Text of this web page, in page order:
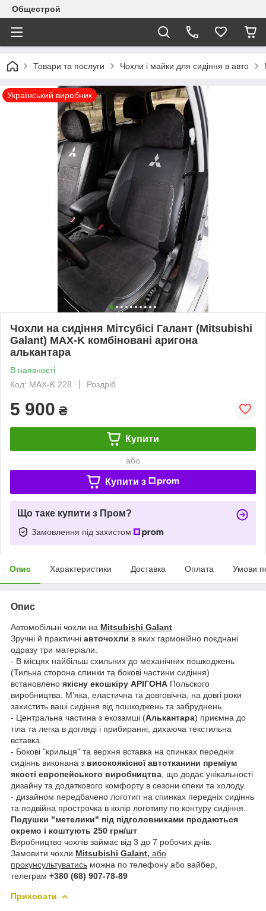
Общестрой
Товари та послуги Чохли і майки для сидіння в авто
Український виробник
Чохли на сидіння Мітсубісі Галант (Mitsubishi
Galant) MAX-K комбіновані аригона
алькантара
В наявності
Код: MAX-K 228
Роздріб
5 900 ₴
Купити
або
Купити з
Що таке купити з Пром?
Замовлення під захистом
Опис Характеристики Доставка Оплата Умови
Опис
Автомобільні чохли на Mitsubishi Galant
Зручні й практичні авточохли в яких гармонійно поєднані
одразу три матеріали.
- В місцях найбільш схильних до механічних пошкоджень
(Тильна сторона спинки та бокові частини сидіння)
встановлено якісну екошкіру АРІГОНА Польского
виробництва. Мʼяка, еластична та довговічна, на довгі роки
захистить ваші сидіння від пошкоджень та забруднень.
- Центральна частина з екозамші (Алькантара) приємна до
тіла та легка в догляді і прибиранні, дихаюча текстильна
вставка.
- Бокові "крильця" та верхня вставка на спинках передніх
сидіннь виконана з високоякісної автотканини преміум
якості европейського виробництва , що додає унікальності
дизайну та додаткового комфорту в сезони спеки та холоду.
- дизайном передбачено логотип на спинках передніх сидіннь
та подвійна прострочка в колір логотипу по контуру сидіння.
Подушки "метелики" під підголовниками продаються
окремо і коштують 250 грн/шт
Виробництво чохлів займає від 3 до 7 робочих днів.
Замовити чохли Mitsubishi Galant, або
прокунсультуватись можна по телефону або вайбер,
телеграм +380 (68) 907-78-89
Приховати